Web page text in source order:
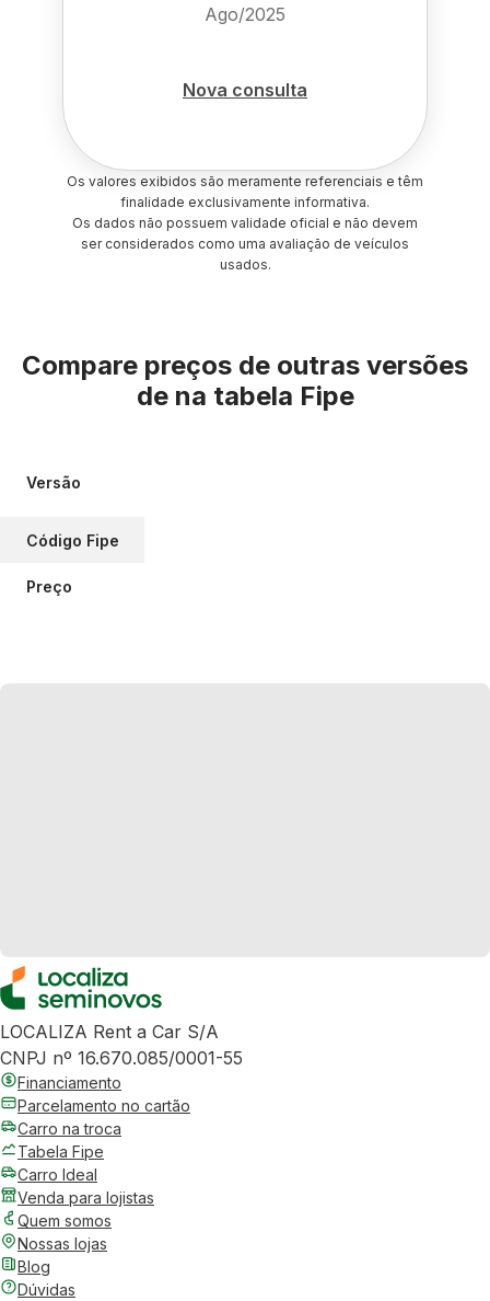
Ago/2025
Nova consulta
Os valores exibidos são meramente referenciais e têm
finalidade exclusivamente informativa.
Os dados não possuem validade oficial e não devem
ser considerados como uma avaliação de veículos
usados.
Compare preços de outras versões
de na tabela Fipe
Versão
Código Fipe
Preço
LOCALIZA Rent a Car S/A
CNPJ nº 16.670.085/0001-55
Financiamento
Parcelamento no cartão
Carro na troca
Tabela Fipe
Carro Ideal
Venda para lojistas
Quem somos
Nossas lojas
Blog
Dúvidas